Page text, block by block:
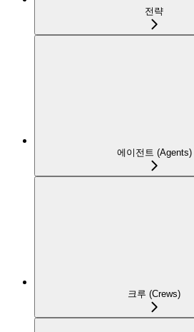
전략
에이전트 (Agents)
크루 (Crews)